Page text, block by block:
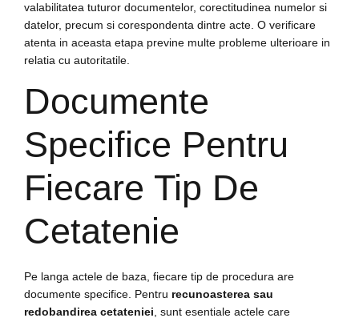
valabilitatea tuturor documentelor, corectitudinea numelor si
datelor, precum si corespondenta dintre acte. O verificare
atenta in aceasta etapa previne multe probleme ulterioare in
relatia cu autoritatile.
Documente
Specifice Pentru
Fiecare Tip De
Cetatenie
Pe langa actele de baza, fiecare tip de procedura are
documente specifice. Pentru recunoasterea sau
redobandirea cetateniei , sunt esentiale actele care